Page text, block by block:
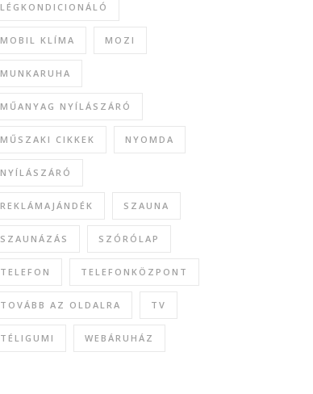
LÉGKONDICIONÁLÓ
MOBIL KLÍMA MOZI
MUNKARUHA
MŰANYAG NYÍLÁSZÁRÓ
MŰSZAKI CIKKEK NYOMDA
NYÍLÁSZÁRÓ
REKLÁMAJÁNDÉK SZAUNA
SZAUNÁZÁS SZÓRÓLAP
TELEFON TELEFONKÖZPONT
TOVÁBB AZ OLDALRA TV
TÉLIGUMI WEBÁRUHÁZ